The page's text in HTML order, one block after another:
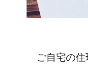
ご自宅の